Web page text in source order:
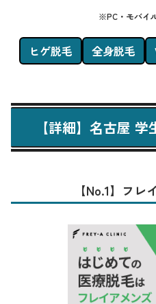
※PC・モバイ
ヒゲ脱毛 全身脱毛
【詳細】名古屋
【No.1】フレ